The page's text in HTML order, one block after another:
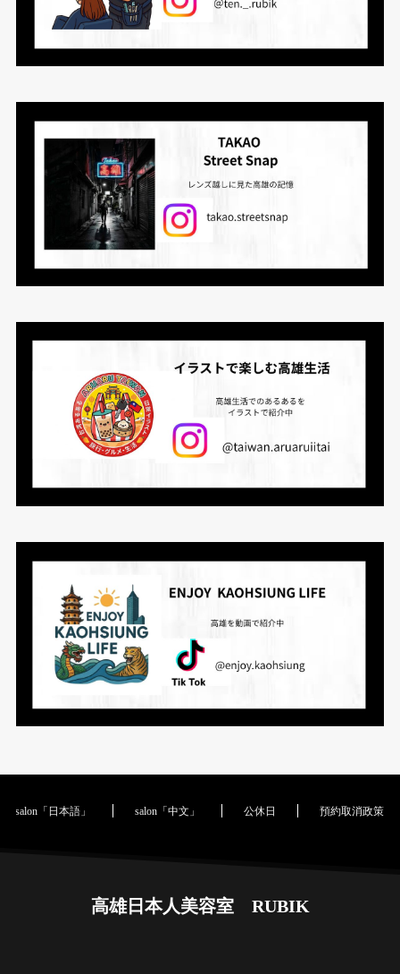
salon「日本語」 salon「中文」 公休日 預約取消政策｜
高雄日本人美容室 RUBIK